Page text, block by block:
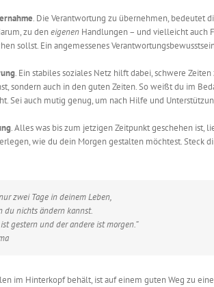
. Die Verantwortung zu übernehmen, bedeutet
zu deneigenen Handlungen – und vielleicht auch
sollst. Ein angemessenes
. Ein stabiles soziales Netz hilft dabei, schwere
sondern auch in den guten Zeiten. So weißt du im
Sei auch mutig genug, um nach Hilfe und
. Alles was bis zum jetzigen Zeitpunkt geschehen ist,
wie du dein Morgen gestalten möchtest. Steck
zwei Tage in deinem Leben,
du nichts ändern kannst.
gestern und der andere ist morgen.”
im Hinterkopf behält, ist auf einem guten Weg zu